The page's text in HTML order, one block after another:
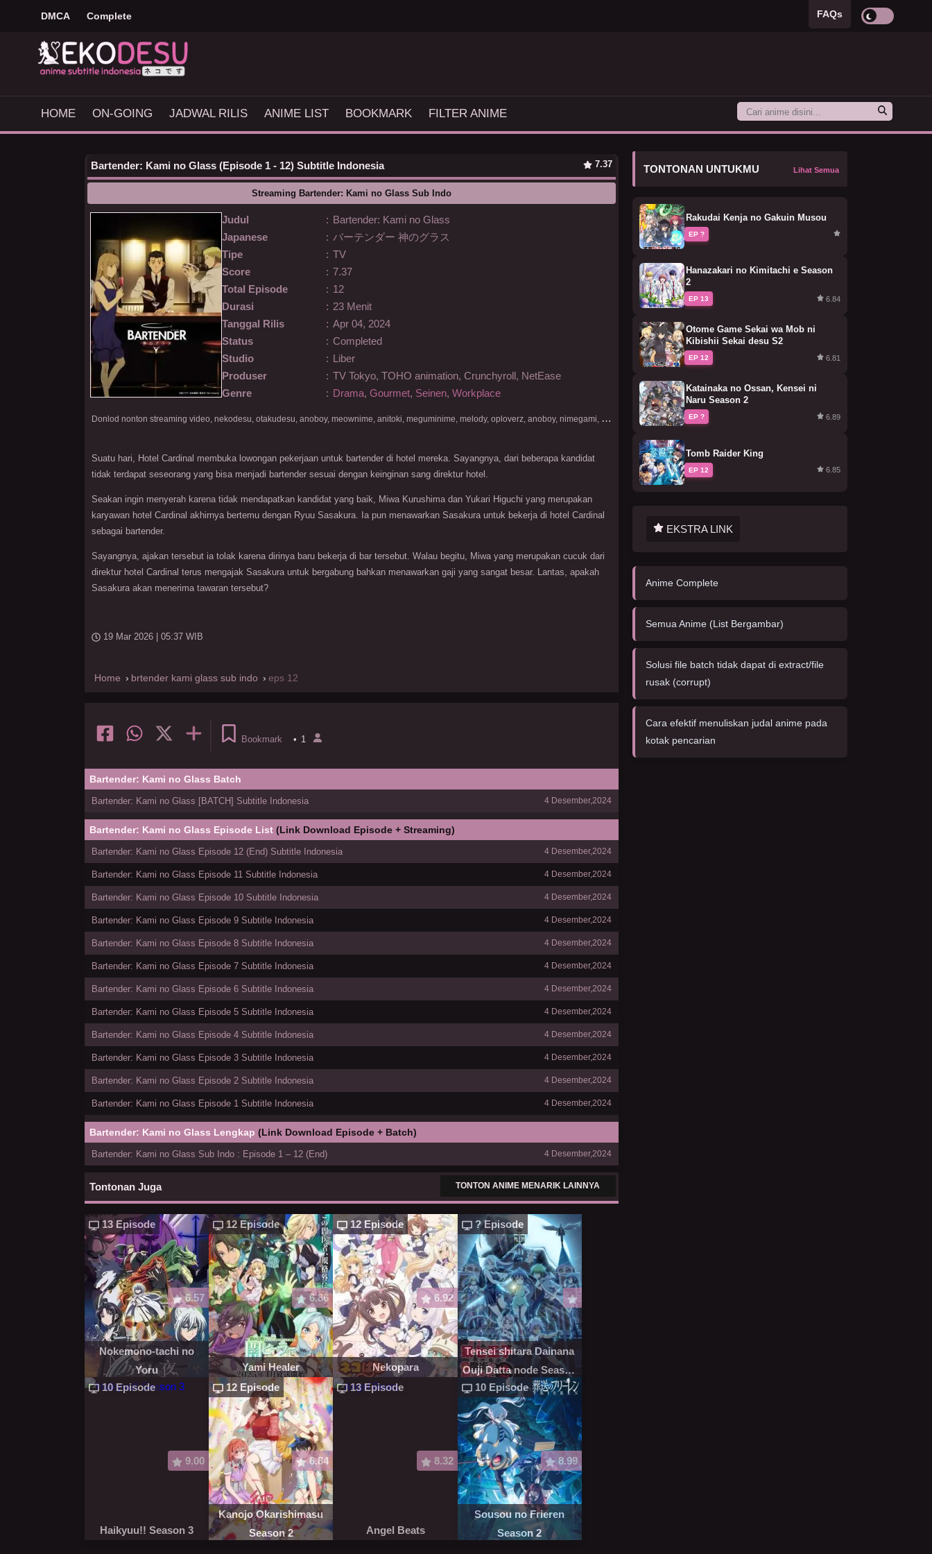
DMCA Complete FAQs
HOME ON-GOING JADWAL RILIS ANIME LIST BOOKMARK FILTER ANIME
Bartender: Kami no Glass (Episode 1 - 12) Subtitle Indonesia 7.37
Streaming Bartender: Kami no Glass Sub Indo
Judul : Bartender: Kami no Glass
Japanese
: バーテンダー 神のグラス
Tipe
: TV
Score
: 7.37
Total Episode
: 12
Durasi
: 23 Menit
Tanggal Rilis
: Apr 04, 2024
Status
: Completed
Studio
: Liber
Produser
: TV Tokyo, TOHO animation, Crunchyroll, NetEase
Genre
: Drama, Gourmet, Seinen, Workplace
D
onlod nonton streaming video, nekodesu, otakudesu, anoboy, meownime, anitoki, meguminime, melody, oploverz, anoboy, nimegami, unduh, riie net, drivenime, myanimelist, MAL, kusonime, neonime, bstation, maxnime, Netflix, animeindo, anichin, crunchyroll, neonime, samehadaku, streaming, otakupoi, awsubs, anibatch, anikyojin, nekonime, kurogaze, zippyshare, vidio google drive, Muse Indonesia, kazefuri, iQIYI, Viu, Ani-One Asia, Animenonton, Otaku desu, Mangaku, Anibatch,Vidio, Genflix, Amazon Prime Video, 3GP, Mp4, 240p, Terlengkap.
Suatu hari, Hotel Cardinal membuka lowongan pekerjaan untuk bartender di hotel mereka. Sayangnya, dari beberapa kandidat
tidak terdapat seseorang yang bisa menjadi bartender sesuai dengan keinginan sang direktur hotel.
Seakan ingin menyerah karena tidak mendapatkan kandidat yang baik, Miwa Kurushima dan Yukari Higuchi yang merupakan
karyawan hotel Cardinal akhirnya bertemu dengan Ryuu Sasakura. Ia pun menawarkan Sasakura untuk bekerja di hotel Cardinal
sebagai bartender.
Sayangnya, ajakan tersebut ia tolak karena dirinya baru bekerja di bar tersebut. Walau begitu, Miwa yang merupakan cucuk dari
direktur hotel Cardinal terus mengajak Sasakura untuk bergabung bahkan menawarkan gaji yang sangat besar. Lantas, apakah
Sasakura akan menerima tawaran tersebut?
19 Mar 2026 | 05:37 WIB
Home brtender kami glass sub indo eps 12
Bookmark • 1
Bartender: Kami no Glass Batch
Bartender: Kami no Glass [BATCH] Subtitle Indonesia 4 Desember,2024
Bartender: Kami no Glass Episode List (Link Download Episode + Streaming)
Bartender: Kami no Glass Episode 12 (End) Subtitle Indonesia 4 Desember,2024
Bartender: Kami no Glass Episode 11 Subtitle Indonesia 4 Desember,2024
Bartender: Kami no Glass Episode 10 Subtitle Indonesia 4 Desember,2024
Bartender: Kami no Glass Episode 9 Subtitle Indonesia 4 Desember,2024
Bartender: Kami no Glass Episode 8 Subtitle Indonesia 4 Desember,2024
Bartender: Kami no Glass Episode 7 Subtitle Indonesia 4 Desember,2024
Bartender: Kami no Glass Episode 6 Subtitle Indonesia 4 Desember,2024
Bartender: Kami no Glass Episode 5 Subtitle Indonesia 4 Desember,2024
Bartender: Kami no Glass Episode 4 Subtitle Indonesia 4 Desember,2024
Bartender: Kami no Glass Episode 3 Subtitle Indonesia 4 Desember,2024
Bartender: Kami no Glass Episode 2 Subtitle Indonesia 4 Desember,2024
Bartender: Kami no Glass Episode 1 Subtitle Indonesia 4 Desember,2024
Bartender: Kami no Glass Lengkap (Link Download Episode + Batch)
Bartender: Kami no Glass Sub Indo : Episode 1 – 12 (End) 4 Desember,2024
Tontonan Juga TONTON ANIME MENARIK LAINNYA
13 Episode
6.57
Nokemono-tachi no
Yoru
12 Episode
6.86
Yami Healer
12 Episode
6.92
Nekopara
? Episode
Tensei shitara Dainana
Ouji Datta node Season
2
10 Episode
9.00
Haikyuu!! Season 3
12 Episode
6.84
Kanojo Okarishimasu
Season 2
13 Episode
8.32
Angel Beats
10 Episode
8.99
Sousou no Frieren
Season 2
TONTONAN UNTUKMU Lihat Semua
Rakudai Kenja no Gakuin Musou
EP ?
Hanazakari no Kimitachi e Season
2
EP 13 6.84
Otome Game Sekai wa Mob ni
Kibishii Sekai desu S2
EP 12 6.81
Katainaka no Ossan, Kensei ni
Naru Season 2
EP ? 6.89
Tomb Raider King
EP 12 6.85
EKSTRA LINK
Anime Complete
Semua Anime (List Bergambar)
Solusi file batch tidak dapat di extract/file
rusak (corrupt)
Cara efektif menuliskan judal anime pada
kotak pencarian